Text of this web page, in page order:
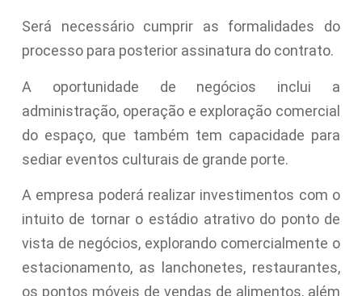
Será necessário cumprir as formalidades do
processo para posterior assinatura do contrato.
A oportunidade de negócios inclui a
administração, operação e exploração comercial
do espaço, que também tem capacidade para
sediar eventos culturais de grande porte.
A empresa poderá realizar investimentos com o
intuito de tornar o estádio atrativo do ponto de
vista de negócios, explorando comercialmente o
estacionamento, as lanchonetes, restaurantes,
os pontos móveis de vendas de alimentos, além